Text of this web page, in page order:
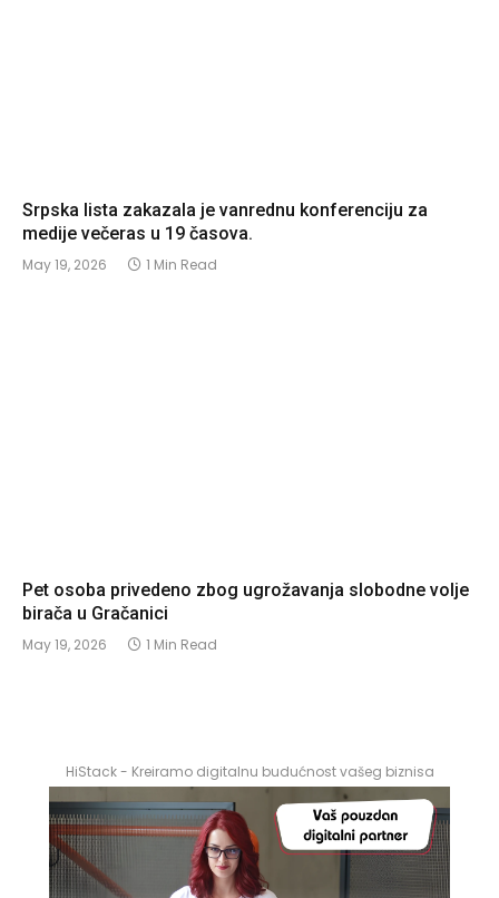
Srpska lista zakazala je vanrednu konferenciju za
medije večeras u 19 časova.
May 19, 2026 1 Min Read
Pet osoba privedeno zbog ugrožavanja slobodne volje
birača u Gračanici
May 19, 2026 1 Min Read
HiStack - Kreiramo digitalnu budućnost vašeg biznisa